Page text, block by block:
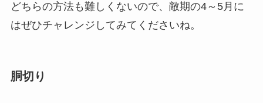
どちらの方法も難しくないので、敵期の4～5月に
はぜひチャレンジしてみてくださいね。
胴切り